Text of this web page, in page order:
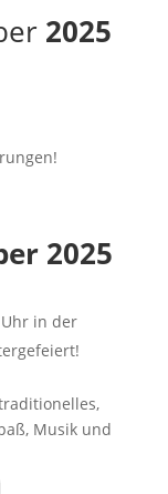
2025
2025
in der
Musik und